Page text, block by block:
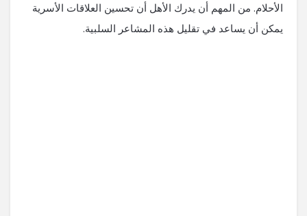
الأحلام. من المهم أن يدرك الأهل أن تحسين العلاقات الأسرية
يمكن أن يساعد في تقليل هذه المشاعر السلبية.